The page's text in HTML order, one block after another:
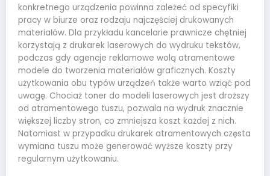
konkretnego urządzenia powinna zależeć od specyfiki
pracy w biurze oraz rodzaju najczęściej drukowanych
materiałów. Dla przykładu kancelarie prawnicze chętniej
korzystają z drukarek laserowych do wydruku tekstów,
podczas gdy agencje reklamowe wolą atramentowe
modele do tworzenia materiałów graficznych. Koszty
użytkowania obu typów urządzeń także warto wziąć pod
uwagę. Chociaż toner do modeli laserowych jest droższy
od atramentowego tuszu, pozwala na wydruk znacznie
większej liczby stron, co zmniejsza koszt każdej z nich.
Natomiast w przypadku drukarek atramentowych częsta
wymiana tuszu może generować wyższe koszty przy
regularnym użytkowaniu.